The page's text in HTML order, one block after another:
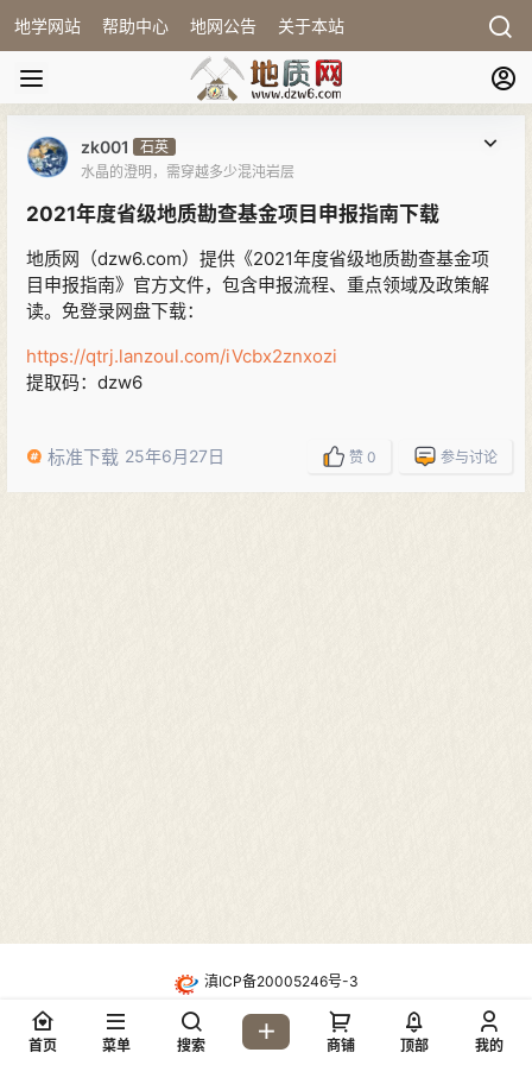
地学网站 帮助中心 地网公告 关于本站
zk001
石英
水晶的澄明，需穿越多少混沌岩层
2021年度省级地质勘查基金项目申报指南下载
地质网（dzw6.com）提供《2021年度省级地质勘查基金项
目申报指南》官方文件，包含申报流程、重点领域及政策解
读。免登录网盘下载：
https://qtrj.lanzoul.com/iVcbx2znxozi
提取码：dzw6
标准下载 25年6月27日 赞 0 参与讨论
滇ICP备20005246号-3
・
酷盾高防CDN防护
Copyright © 2026
地质网论坛(dzw6.com)
首页 菜单 搜索 商铺 顶部 我的